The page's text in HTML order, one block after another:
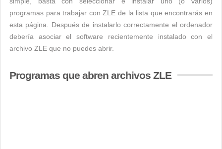
programas para trabajar con ZLE de la lista que encontrarás en
esta página. Después de instalarlo correctamente el ordenador
debería asociar el software recientemente instalado con el
archivo ZLE que no puedes abrir.
Programas que abren archivos ZLE